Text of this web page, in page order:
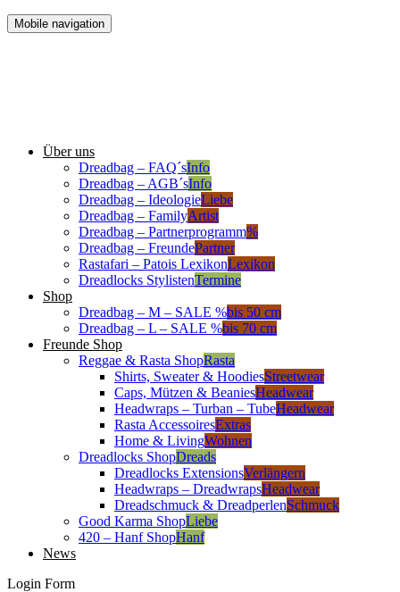
Mobile navigation
Über uns
Dreadbag – FAQ´sInfo
Dreadbag – AGB´sInfo
Dreadbag – IdeologieLiebe
Dreadbag – FamilyArtist
Dreadbag – Partnerprogramm%
Dreadbag – FreundePartner
Rastafari – Patois LexikonLexikon
Dreadlocks StylistenTermine
Shop
Dreadbag – M – SALE %bis 50 cm
Dreadbag – L – SALE %bis 70 cm
Freunde Shop
Reggae & Rasta ShopRasta
Shirts, Sweater & HoodiesStreetwear
Caps, Mützen & BeaniesHeadwear
Headwraps – Turban – TubeHeadwear
Rasta AccessoiresExtras
Home & LivingWohnen
Dreadlocks ShopDreads
Dreadlocks ExtensionsVerlängern
Headwraps – DreadwrapsHeadwear
Dreadschmuck & DreadperlenSchmuck
Good Karma ShopLiebe
420 – Hanf ShopHanf
News
Login Form